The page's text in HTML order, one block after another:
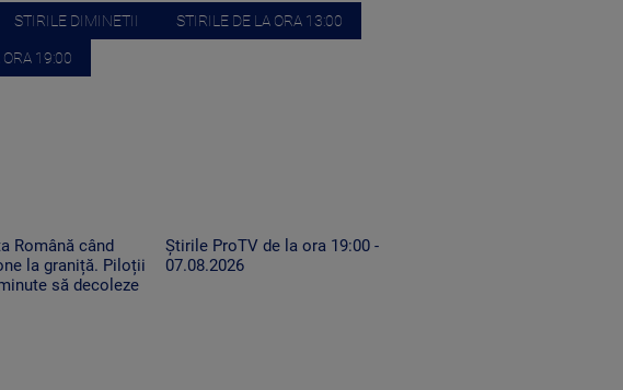
STIRILE DIMINETII STIRILE DE LA ORA 13:00
19:00
Română când
la graniță. Piloții
să decoleze
Știrile ProTV de la ora 19:00 -
07.08.2026